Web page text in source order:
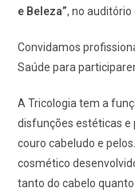
e Beleza”, no auditório
Convidamos
Saúde para
A Tricologia tem a
disfunções estéticas e
couro cabeludo e
cosmético
tanto do cabelo